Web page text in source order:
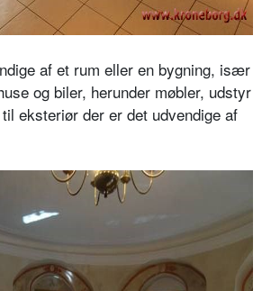
af et rum eller en bygning, især
og biler, herunder møbler, udstyr
eksteriør der er det udvendige af